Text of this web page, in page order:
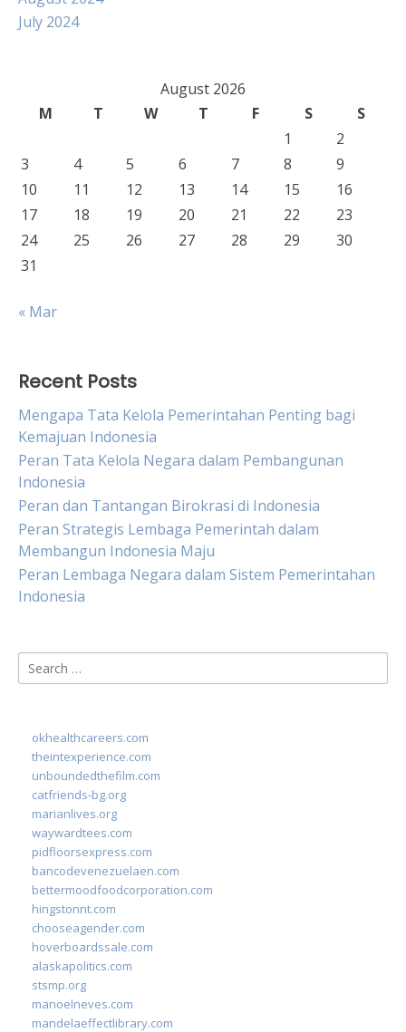
July 2024
August 2026
M
T W T F S
S
1
2
3
4 5 6 7 8
9
10
11 12 13 14 15
16
17
18 19 20 21 22
23
24
25 26 27 28 29
30
31
« Mar
Recent Posts
Mengapa Tata Kelola Pemerintahan Penting bagi
Kemajuan Indonesia
Peran Tata Kelola Negara dalam Pembangunan
Indonesia
Peran dan Tantangan Birokrasi di Indonesia
Peran Strategis Lembaga Pemerintah dalam
Membangun Indonesia Maju
Peran Lembaga Negara dalam Sistem Pemerintahan
Indonesia
Search
for:
okhealthcareers.com
theintexperience.com
unboundedthefilm.com
catfriends-bg.org
marianlives.org
waywardtees.com
pidfloorsexpress.com
bancodevenezuelaen.com
bettermoodfoodcorporation.com
hingstonnt.com
chooseagender.com
hoverboardssale.com
alaskapolitics.com
stsmp.org
manoelneves.com
mandelaeffectlibrary.com